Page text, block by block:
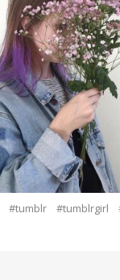
#tumblr #tumblrgirl